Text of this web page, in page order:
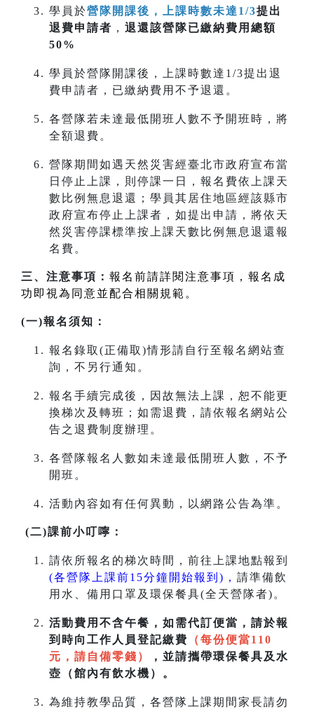
學員於營隊開課後，上課時數未達1/3提出
退費申請者 ， 退還該營隊已繳納費用總額
50%
學員於營隊開課後，上課時數達1/3提出退
費申請者，已繳納費用不予退還。
各營隊若未達最低開班人數不予開班時，將
全額退費。
營隊期間如遇天然災害經臺北市政府宣布當
日停止上課，則停課一日，報名費依上課天
數比例無息退還；學員其居住地區經該縣市
政府宣布停止上課者，如提出申請，將依天
然災害停課標準按上課天數比例無息退還報
名費。
三、注意事項： 報名前請詳閱注意事項，報名成
功即視為同意並配合相關規範。
(一)報名須知：
報名錄取(正備取)情形請自行至報名網站查
詢，不另行通知。
報名手續完成後，因故無法上課，恕不能更
換梯次及轉班；如需退費，請依報名網站公
告之退費制度辦理。
各營隊報名人數如未達最低開班人數，不予
開班。
活動內容如有任何異動，以網路公告為準。
(二)課前小叮嚀：
請依所報名的梯次時間，前往上課地點報到
(各營隊上課前15分鐘開始報到)， 請準備飲
用水、備用口罩及環保餐具(全天營隊者)。
活動費用不含午餐，如需代訂便當，請於報
到時向工作人員登記繳費
（每份便當110
元，請自備零錢）
，並請攜帶環保餐具及水
壺（館內有飲水機）。
為維持教學品質，各營隊上課期間家長請勿